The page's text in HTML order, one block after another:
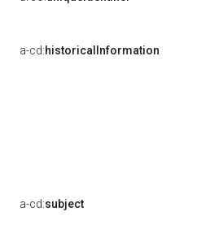
a-cd:historicalInformation
a-cd:subject